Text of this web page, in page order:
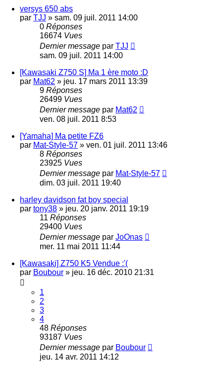
versys 650 abs
par TJJ » sam. 09 juil. 2011 14:00
0 Réponses
16674 Vues
Dernier message par TJJ
sam. 09 juil. 2011 14:00
[Kawasaki Z750 S] Ma 1 ère moto :D
par Mat62 » jeu. 17 mars 2011 13:39
9 Réponses
26499 Vues
Dernier message par Mat62
ven. 08 juil. 2011 8:53
[Yamaha] Ma petite FZ6
par Mat-Style-57 » ven. 01 juil. 2011 13:46
8 Réponses
23925 Vues
Dernier message par Mat-Style-57
dim. 03 juil. 2011 19:40
harley davidson fat boy special
par tony38 » jeu. 20 janv. 2011 19:19
11 Réponses
29400 Vues
Dernier message par JoOnas
mer. 11 mai 2011 11:44
[Kawasaki] Z750 K5 Vendue :'(
par Boubour » jeu. 16 déc. 2010 21:31
1
2
3
4
48 Réponses
93187 Vues
Dernier message par Boubour
jeu. 14 avr. 2011 14:12